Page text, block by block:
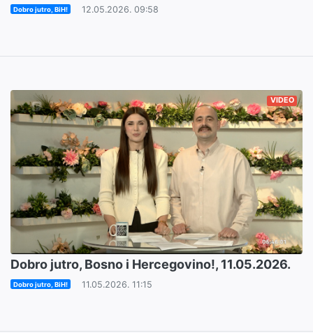
Dobro jutro, BiH! 12.05.2026. 09:58
VIDEO
Dobro jutro, Bosno i Hercegovino!, 11.05.2026.
Dobro jutro, BiH! 11.05.2026. 11:15